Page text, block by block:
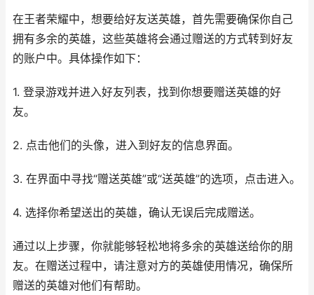
在王者荣耀中，想要给好友送英雄，首先需要确保你自己
拥有多余的英雄，这些英雄将会通过赠送的方式转到好友
的账户中。具体操作如下：
1. 登录游戏并进入好友列表，找到你想要赠送英雄的好
友。
2. 点击他们的头像，进入到好友的信息界面。
3. 在界面中寻找“赠送英雄”或“送英雄”的选项，点击进入。
4. 选择你希望送出的英雄，确认无误后完成赠送。
通过以上步骤，你就能够轻松地将多余的英雄送给你的朋
友。在赠送过程中，请注意对方的英雄使用情况，确保所
赠送的英雄对他们有帮助。